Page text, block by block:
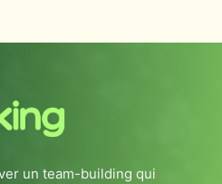
un team-building qui